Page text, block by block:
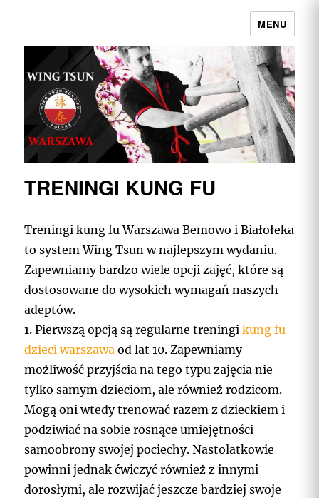
Wing Tsun Kung Fu Warszawa |
Najpełniejszy przekaz w Polsce
MENU
TRENINGI KUNG FU
Treningi kung fu Warszawa Bemowo i Białołeka
to system Wing Tsun w najlepszym wydaniu.
Zapewniamy bardzo wiele opcji zajęć, które są
dostosowane do wysokich wymagań naszych
adeptów.
1. Pierwszą opcją są regularne treningikung fu
dzieci warszawa od lat 10. Zapewniamy
możliwość przyjścia na tego typu zajęcia nie
tylko samym dzieciom, ale również rodzicom.
Mogą oni wtedy trenować razem z dzieckiem i
podziwiać na sobie rosnące umiejętności
samoobrony swojej pociechy. Nastolatkowie
powinni jednak ćwiczyć również z innymi
dorosłymi, ale rozwijać jeszcze bardziej swoje